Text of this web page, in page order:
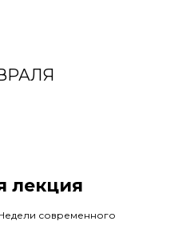
лекция
Недели современного